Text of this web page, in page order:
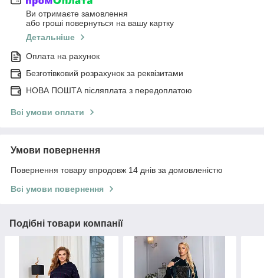
Ви отримаєте замовлення
або гроші повернуться на вашу картку
Детальніше
Оплата на рахунок
Безготівковий розрахунок за реквізитами
НОВА ПОШТА післяплата з передоплатою
Всі умови оплати
Умови повернення
Повернення товару впродовж 14 днів за домовленістю
Всі умови повернення
Подібні товари компанії